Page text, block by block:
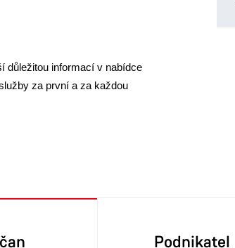
důležitou informací v nabídce
za první a za každou
Podnikatel